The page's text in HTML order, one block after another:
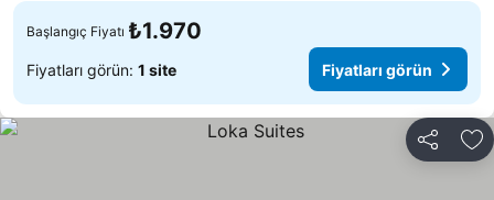
Başlangıç Fiyatı ₺1.970
Fiyatları görün: 1 site Fiyatları görün
Paylaş